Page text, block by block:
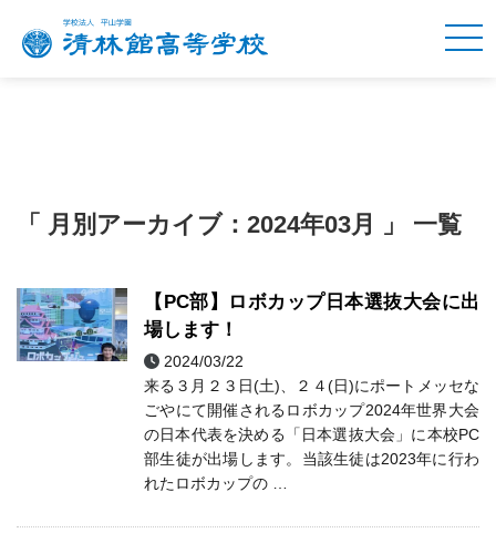
「 月別アーカイブ：2024年03月 」 一覧
【PC部】ロボカップ日本選抜大会に出
場します！
2024/03/22
来る３月２３日(土)、２４(日)にポートメッセな
ごやにて開催されるロボカップ2024年世界大会
の日本代表を決める「日本選抜大会」に本校PC
部生徒が出場します。当該生徒は2023年に行わ
れたロボカップの …